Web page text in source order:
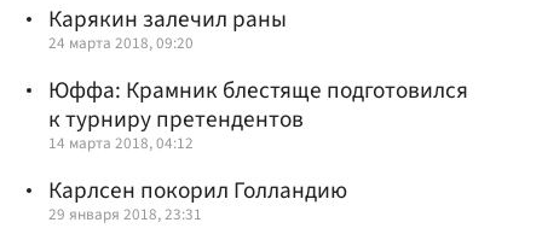
Карякин залечил раны
24 марта 2018, 09:20
Юффа: Крамник блестяще подготовился
к турниру претендентов
14 марта 2018, 04:12
Карлсен покорил Голландию
29 января 2018, 23:31